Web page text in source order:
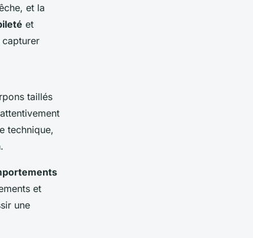
et la
et
capturer
taillés
technique,
et
une